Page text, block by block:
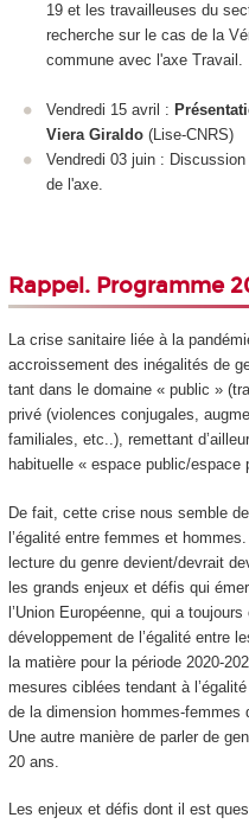
19 et les travailleuses du
recherche sur le cas de la
commune avec l'axe Travail.
Vendredi 15 avril :
Viera Giraldo (Lise-CNRS)
Vendredi 03 juin :
de l'axe.
Rappel. Programme
La crise sanitaire liée à la
accroissement des inégalités de
tant dans le domaine « public »
privé (violences conjugales,
familiales, etc..), remettant
habituelle « espace public/espace
De fait, cette crise nous semble
l’égalité entre femmes et
lecture du genre devient/devrait
les grands enjeux et défis qui
l’Union Européenne, qui a
développement de l’égalité entre
la matière pour la période 2020-
mesures ciblées tendant à
de la dimension hommes-femmes
Une autre manière de parler de
20 ans.
Les enjeux et défis dont il est